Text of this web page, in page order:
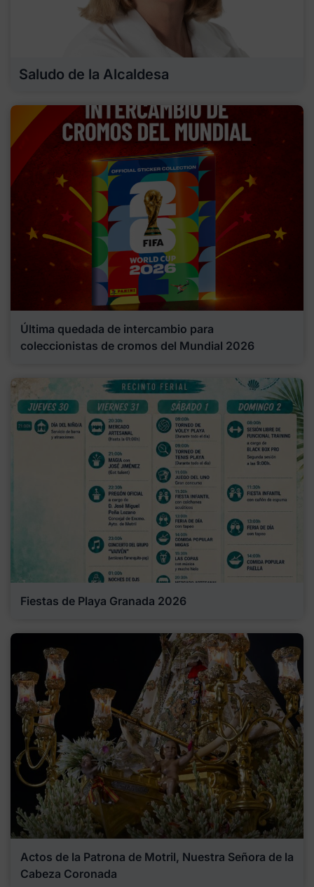
Saludo de la Alcaldesa
Última quedada de intercambio para
coleccionistas de cromos del Mundial 2026
Fiestas de Playa Granada 2026
Actos de la Patrona de Motril, Nuestra Señora de la
Cabeza Coronada